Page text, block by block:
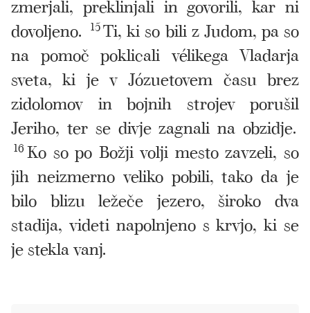
zmerjali, preklinjali in govorili, kar ni
dovoljeno. 15Ti, ki so bili z Judom, pa so
na pomoč poklicali vélikega Vladarja
sveta, ki je v Józuetovem času brez
zidolomov in bojnih strojev porušil
Jeriho, ter se divje zagnali na obzidje.
16 Ko so po Božji volji mesto zavzeli, so
jih neizmerno veliko pobili, tako da je
bilo blizu ležeče jezero, široko dva
stadija, videti napolnjeno s krvjo, ki se
je stekla vanj.